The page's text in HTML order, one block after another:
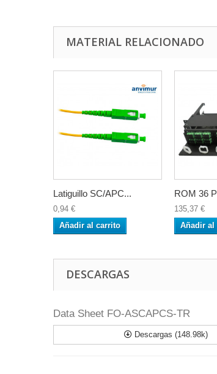
MATERIAL RELACIONADO
Latiguillo SC/APC...
0,94 €
Añadir al carrito
ROM 36
135,37 €
Añadir al
DESCARGAS
Data Sheet FO-ASCAPCS-TR
Descargas (148.98k)